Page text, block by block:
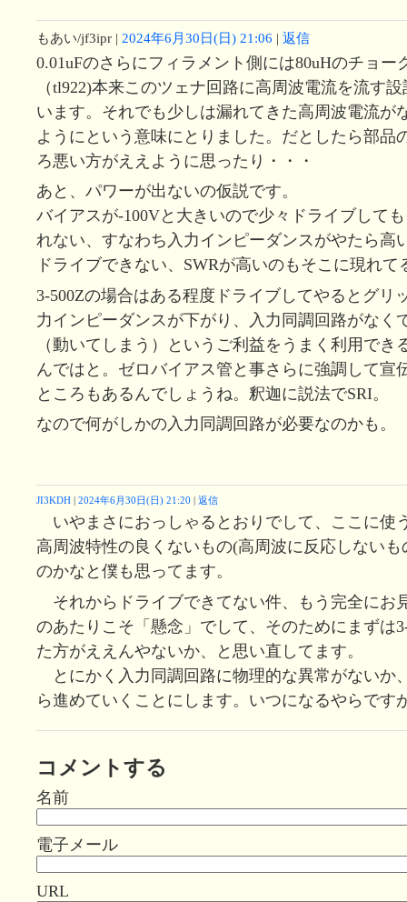
もあい/jf3ipr | 2024年6月30日(日) 21:06 | 返信
0.01uFのさらにフィラメント側には80uHのチョー
（tl922)本来このツェナ回路に高周波電流を流す
います。それでも少しは漏れてきた高周波電流が
ようにという意味にとりました。だとしたら部品
ろ悪い方がええように思ったり・・・
あと、パワーが出ないの仮説です。
バイアスが-100Vと大きいので少々ドライブして
れない、すなわち入力インピーダンスがやたら高
ドライブできない、SWRが高いのもそこに現れて
3-500Zの場合はある程度ドライブしてやるとグリ
力インピーダンスが下がり、入力同調回路がなく
（動いてしまう）というご利益をうまく利用でき
んではと。ゼロバイアス管と事さらに強調して宣
ところもあるんでしょうね。釈迦に説法でSRI。
なので何がしかの入力同調回路が必要なのかも。
JI3KDH | 2024年6月30日(日) 21:20 | 返信
いやまさにおっしゃるとおりでして、ここに使
高周波特性の良くないもの(高周波に反応しない
のかなと僕も思ってます。
それからドライブできてない件、もう完全にお
のあたりこそ「懸念」でして、そのためにまずは
た方がええんやないか、と思い直してます。
とにかく入力同調回路に物理的な異常がないか
ら進めていくことにします。いつになるやらです
コメントする
名前
電子メール
URL